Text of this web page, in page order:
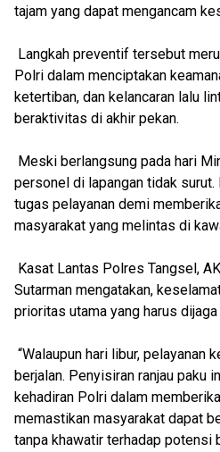
tajam yang dapat mengancam
Langkah preventif tersebut
Polri dalam menciptakan
ketertiban, dan kelancaran lalu
beraktivitas di akhir pekan.
Meski berlangsung pada hari
personel di lapangan tidak
tugas pelayanan demi
masyarakat yang melintas di
Kasat Lantas Polres Tangsel,
Sutarman mengatakan,
prioritas utama yang harus
“Walaupun hari libur, pelayanan
berjalan. Penyisiran ranjau paku
kehadiran Polri dalam
memastikan masyarakat dapat
tanpa khawatir terhadap potensi